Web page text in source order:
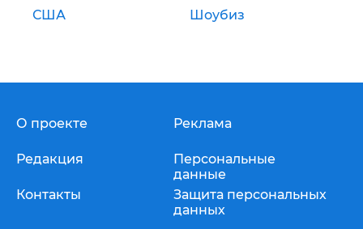
США Шоубиз
О проекте
Редакция
Контакты
Реклама
Персональные
данные
Защита персональных
данных